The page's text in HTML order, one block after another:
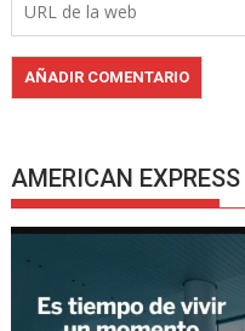
AMERICAN EXPRESS